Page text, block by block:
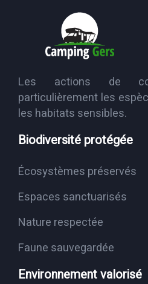
Les actions de
particulièrement les
les habitats sensibles.
Biodiversité protégée
Écosystèmes préservés
Espaces sanctuarisés
Nature respectée
Faune sauvegardée
Environnement valorisé